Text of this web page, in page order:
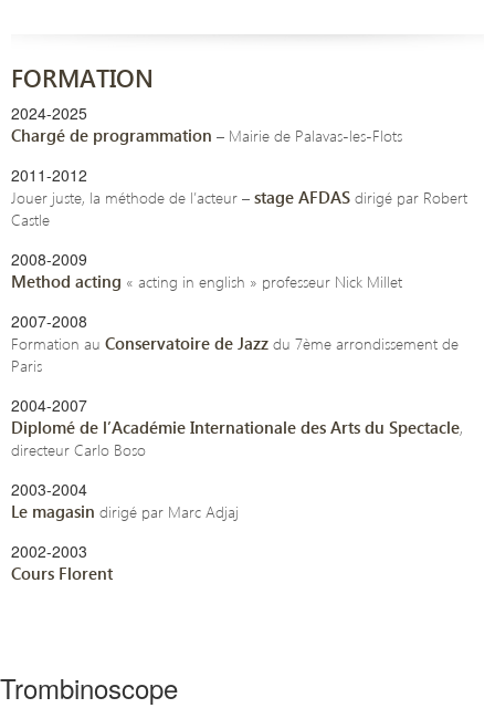
FORMATION
2024-2025
Chargé de programmation – Mairie de Palavas-les-Flots
2011-2012
Jouer juste, la méthode de l’acteur – stage AFDAS dirigé par Robert
Castle
2008-2009
Method acting « acting in english » professeur Nick Millet
2007-2008
Formation au Conservatoire de Jazz du 7ème arrondissement de
Paris
2004-2007
Diplomé de l’Académie Internationale des Arts du Spectacle,
directeur Carlo Boso
2003-2004
Le magasin dirigé par Marc Adjaj
2002-2003
Cours Florent
Trombinoscope